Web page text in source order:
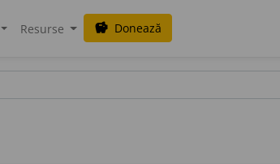
Resurse savings Donează